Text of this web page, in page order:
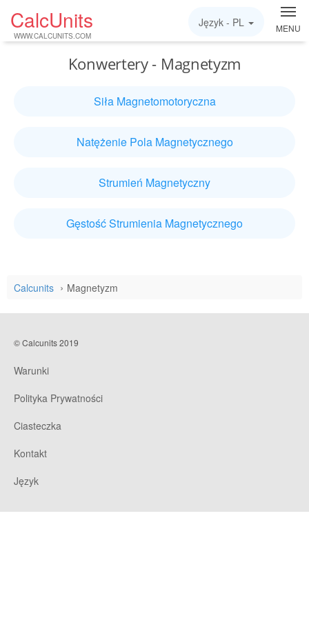
CalcUnits
WWW.CALCUNITS.COM
MENU
Język - PL
Konwertery - Magnetyzm
Siła Magnetomotoryczna
Natężenie Pola Magnetycznego
Strumień Magnetyczny
Gęstość Strumienia Magnetycznego
Calcunits Magnetyzm
© Calcunits 2019
Warunki
Polityka Prywatności
Ciasteczka
Kontakt
Język